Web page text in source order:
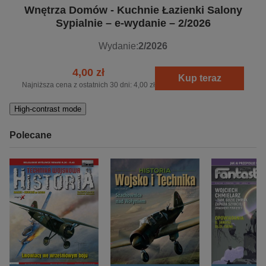
Wnętrza Domów - Kuchnie Łazienki Salony
Sypialnie – e-wydanie – 2/2026
Wydanie:2/2026
4,00 zł
Najniższa cena z ostatnich 30 dni: 4,00 zł
Kup teraz
High-contrast mode
Polecane